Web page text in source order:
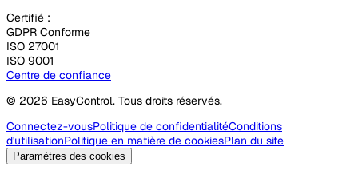
Certifié :
GDPR Conforme
ISO 27001
ISO 9001
Centre de confiance
© 2026 EasyControl. Tous droits réservés.
Connectez-vousPolitique de confidentialitéConditions
d'utilisationPolitique en matière de cookiesPlan du site
Paramètres des cookies